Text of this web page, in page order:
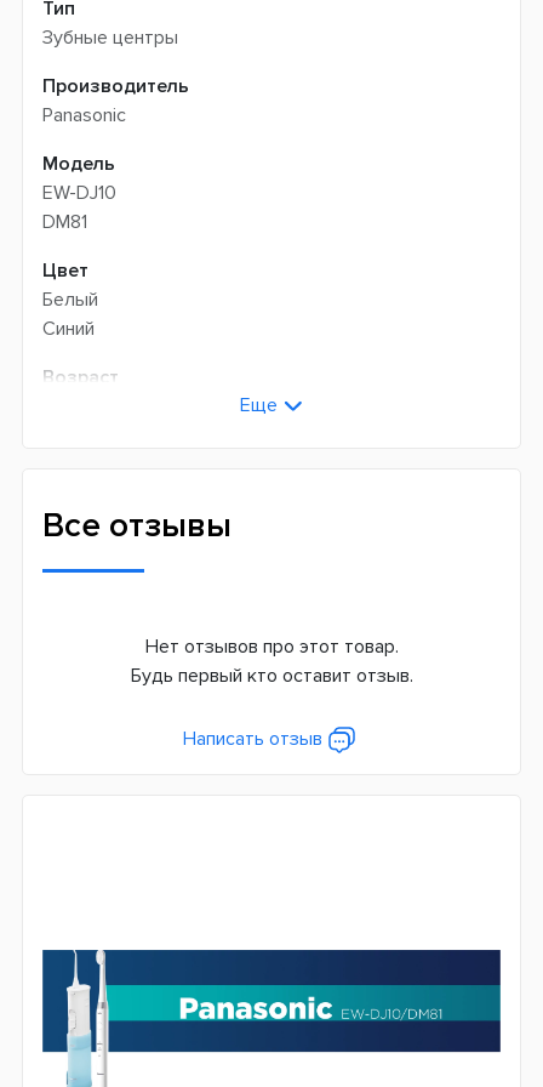
Тип
Зубные центры
Производитель
Panasonic
Модель
EW-DJ10
DM81
Цвет
Белый
Синий
Возраст
Звуковая
Количество пульсаций в минуту
Таймер чистки
Тип использования
Переносной
Еще
Все отзывы
Нет отзывов про этот товар.
Будь первый кто оставит отзыв.
Написать отзыв